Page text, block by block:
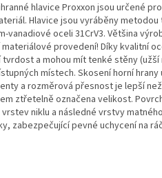
hlavice Proxxon jsou určené
Hlavice jsou vyráběny
vanadiové oceli 31CrV3. Většina
provedení! Díky kvalitní
a mohou mít tenké stěny
místech. Skosení horní
a rozměrová přesnost je lepší
ztřetelně označena velikost.
niklu a následné vrstvy
zabezpečující pevné uchycení na